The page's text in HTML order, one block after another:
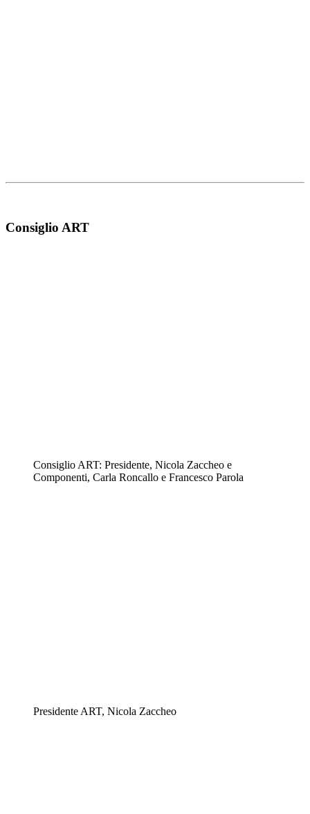
Consiglio ART
Consiglio ART: Presidente, Nicola Zaccheo e
Componenti, Carla Roncallo e Francesco Parola
Presidente ART, Nicola Zaccheo